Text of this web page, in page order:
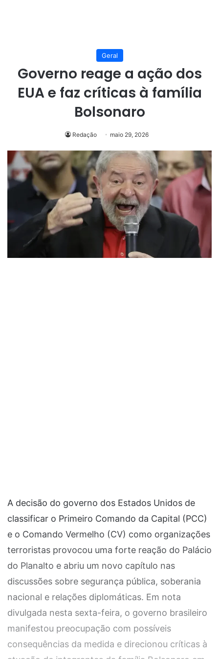
Geral
Governo reage a ação dos
EUA e faz críticas à família
Bolsonaro
Redação maio 29, 2026
A decisão do governo dos Estados Unidos de
classificar o Primeiro Comando da Capital (PCC)
e o Comando Vermelho (CV) como organizações
terroristas provocou uma forte reação do Palácio
do Planalto e abriu um novo capítulo nas
discussões sobre segurança pública, soberania
nacional e relações diplomáticas. Em nota
divulgada nesta sexta-feira, o governo brasileiro
manifestou preocupação com possíveis
consequências da medida e direcionou críticas à